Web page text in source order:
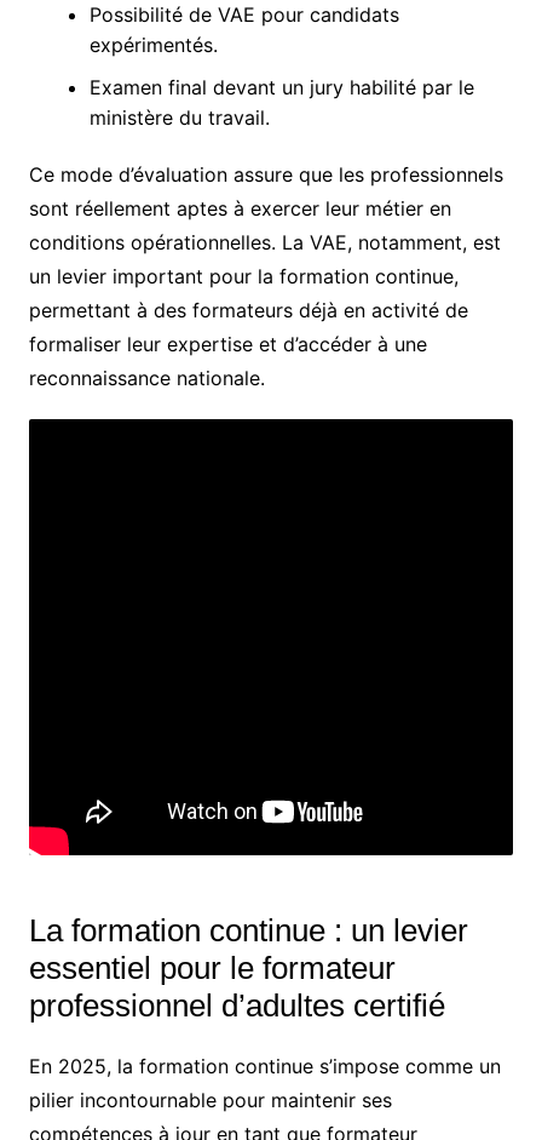
Possibilité de VAE pour candidats
expérimentés.
Examen final devant un jury habilité par le
ministère du travail.
Ce mode d’évaluation assure que les professionnels
sont réellement aptes à exercer leur métier en
conditions opérationnelles. La VAE, notamment, est
un levier important pour la formation continue,
permettant à des formateurs déjà en activité de
formaliser leur expertise et d’accéder à une
reconnaissance nationale.
La formation continue : un levier
essentiel pour le formateur
professionnel d’adultes certifié
En 2025, la formation continue s’impose comme un
pilier incontournable pour maintenir ses
compétences à jour en tant que formateur